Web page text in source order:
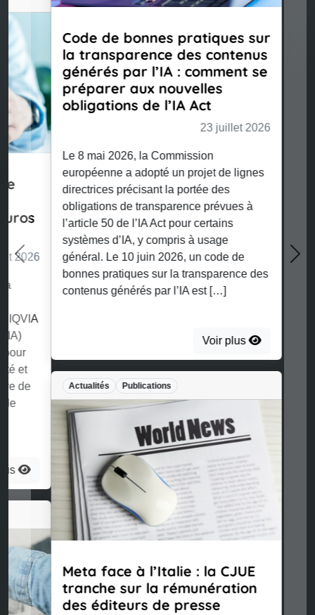
Code de bonnes pratiques sur
la transparence des contenus
générés par l’IA : comment se
préparer aux nouvelles
obligations de l’IA Act
23 juillet 2026
Le 8 mai 2026, la Commission
européenne a adopté un projet de lignes
directrices précisant la portée des
obligations de transparence prévues à
l’article 50 de l’IA Act pour certains
systèmes d’IA, y compris à usage
général. Le 10 juin 2026, un code de
bonnes pratiques sur la transparence des
contenus générés par l’IA est […]
Voir plus
Actualités Publications
Meta face à l’Italie : la CJUE
tranche sur la rémunération
des éditeurs de presse
Previous